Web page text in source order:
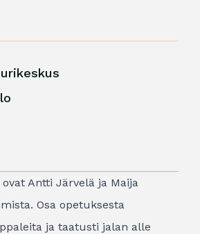
Antti Järvelä ja Maija
Osa opetuksesta
ja taatusti jalan alle